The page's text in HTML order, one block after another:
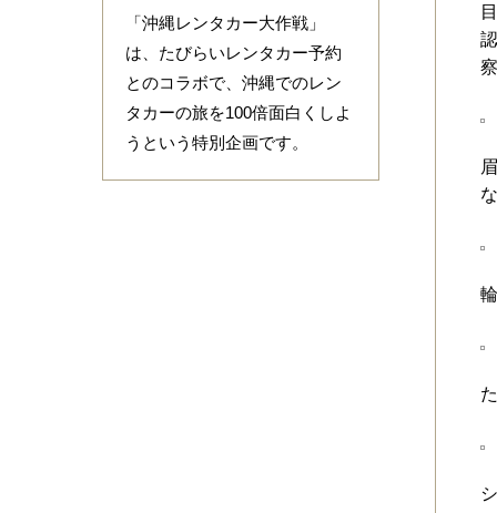
「沖縄レンタカー大作戦」
は、たびらいレンタカー予約
とのコラボで、沖縄でのレン
タカーの旅を100倍面白くしよ
うという特別企画です。